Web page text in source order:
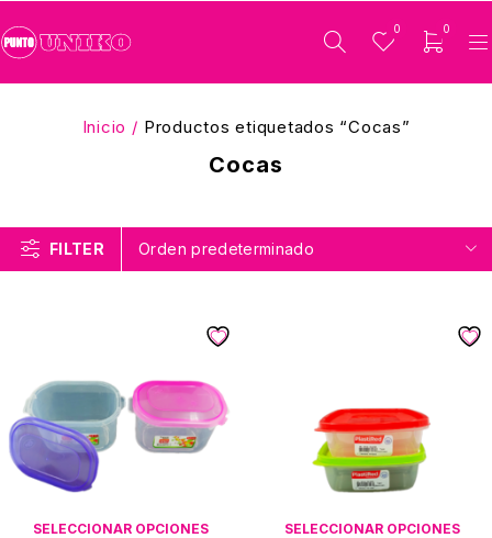
0 0
Cocas
Inicio / Productos etiquetados “Cocas”
FILTER Orden predeterminado
SELECCIONAR OPCIONES SELECCIONAR OPCIONES